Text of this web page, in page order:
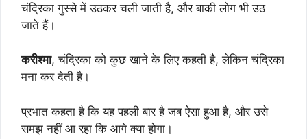
चंद्रिका गुस्से में उठकर चली जाती है, और बाकी लोग भी उठ
जाते हैं।
करीश्मा, चंद्रिका को कुछ खाने के लिए कहती है, लेकिन चंद्रिका
मना कर देती है।
प्रभात कहता है कि यह पहली बार है जब ऐसा हुआ है, और उसे
समझ नहीं आ रहा कि आगे क्या होगा।